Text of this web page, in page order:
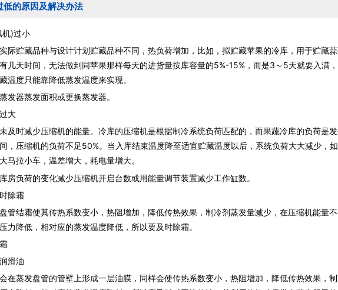
低的原因及解决办法
机)过小
贮藏品种与设计计划贮藏品种不同，热负荷增加，比如，拟贮藏苹果的冷库，用于贮藏
几天时间，无法做到同苹果那样每天的进货量按库容量的5%-15%，而是3～5天就要入满
温度只能靠降低蒸发温度来实现。
发器蒸发面积或更换蒸发器。
大
时减少压缩机的能量。冷库的压缩机是根据制冷系统负荷匹配的，而果蔬冷库的负荷是发
，压缩机的负荷不足50%。当入库结束温度降至适宜贮藏温度以后，系统负荷大大减少，
马拉小车，温差增大，耗电量增大。
房负荷的变化减少压缩机开启台数或用能量调节装置减少工作缸数。
除霜
盘管结霜使其传热系数变小，热阻增加，降低传热效果，制冷剂蒸发量减少，在压缩机能量
力降低，相对应的蒸发温度降低，所以要及时除霜。
滑油
蒸发盘管的管壁上形成一层油膜，同样会使传热系数变小，热阻增加，降低传热效果，